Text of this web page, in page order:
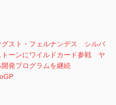
グスト・フェルナンデス シルバ
トーンにワイルドカード参戦 ヤ
開発プログラムを継続